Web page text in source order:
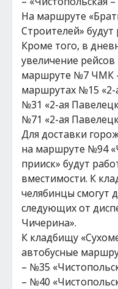
На маршруте
Строителей» будут
Кроме того, в
увеличение
маршруте №7 ЧМК
маршрутах №15
№31 «2-ая
№71 «2-ая
Для доставки
на маршруте №94
прииск» будут
вместимости. К
челябинцы смогут
следующих от
Чичерина».
К кладбищу
автобусные
– №35
– №40